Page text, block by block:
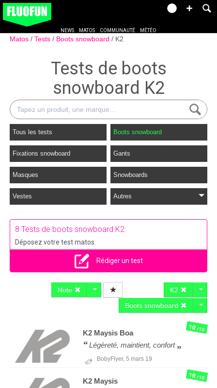
NEWS MATOS COMMUNAUTÉ MÉTÉO
Matos Tests Boots snowboard K2
Tests de boots
snowboard K2
Tous les tests Boots snowboard
Fixations snowboard Gants
Masques Snowboards
Vestes Autres
8 Tests de boots snowboard K2.
Déposez votre test matos.
Rédiger un test
Note
K2
Boots snowboard
K2 Maysis Boa
Légèreté, maintient, confort
BobyFlyer, 5 mars 19
10/10
K2 Maysis
10/10